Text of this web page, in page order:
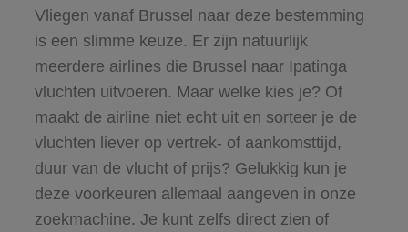
Vliegen vanaf Brussel naar deze bestemming
is een slimme keuze. Er zijn natuurlijk
meerdere airlines die Brussel naar Ipatinga
vluchten uitvoeren. Maar welke kies je? Of
maakt de airline niet echt uit en sorteer je de
vluchten liever op vertrek- of aankomsttijd,
duur van de vlucht of prijs? Gelukkig kun je
deze voorkeuren allemaal aangeven in onze
zoekmachine. Je kunt zelfs direct zien of